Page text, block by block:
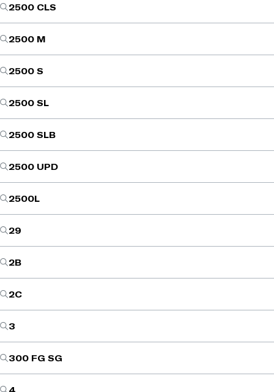
2500 CLS
2500 M
2500 S
2500 SL
2500 SLB
2500 UPD
2500L
29
2B
2C
3
300 FG SG
4